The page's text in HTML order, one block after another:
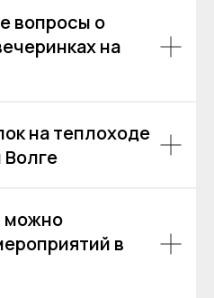
вопросы о
на
на теплоходе
Волге
можно
в
данных
данных
бульвар,
Москва, 109028